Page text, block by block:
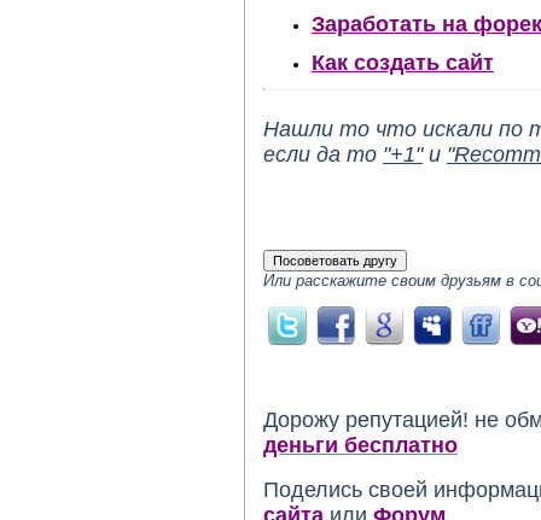
Заработать на
Как создать сайт
Нашли то что искали по
если да то "+1"и
Или расскажите своим друзьям в
Дорожу репутацией! не
деньги бесплатно
Поделись своей
сайта или Форум